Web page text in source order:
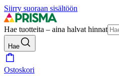
Siirry suoraan sisältöön
Hae tuotteita – aina halvat hinnat
Hae
Ostoskori